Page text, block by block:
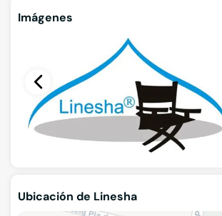
Imágenes
Ubicación de Linesha